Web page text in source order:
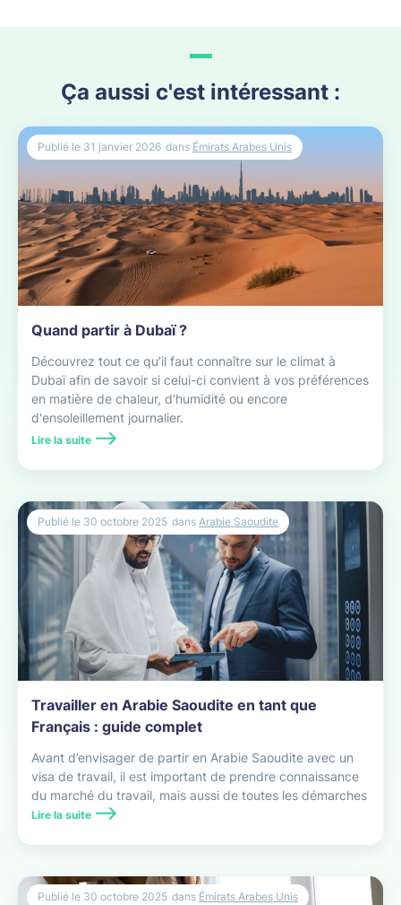
Ça aussi c'est intéressant :
Quand partir à Dubaï ?
Découvrez tout ce qu’il faut connaître sur le climat à
Dubaï afin de savoir si celui-ci convient à vos préférences
en matière de chaleur, d'humidité ou encore
d'ensoleillement journalier.
Lire la suite
Publié le 31 janvier 2026 dans Émirats Arabes Unis
Travailler en Arabie Saoudite en tant que
Français : guide complet
Avant d’envisager de partir en Arabie Saoudite avec un
visa de travail, il est important de prendre connaissance
du marché du travail, mais aussi de toutes les démarches
administratives à effectuer.
Lire la suite
Publié le 30 octobre 2025 dans Arabie Saoudite
Publié le 30 octobre 2025 dans Émirats Arabes Unis